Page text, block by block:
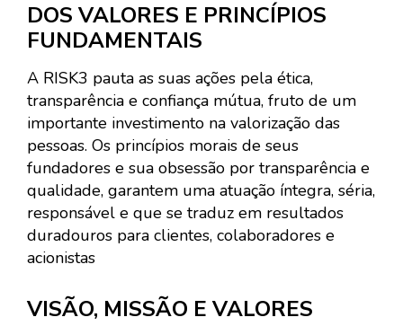
DOS VALORES E PRINCÍPIOS
FUNDAMENTAIS
A RISK3 pauta as suas ações pela ética,
transparência e confiança mútua, fruto de um
importante investimento na valorização das
pessoas. Os princípios morais de seus
fundadores e sua obsessão por transparência e
qualidade, garantem uma atuação íntegra, séria,
responsável e que se traduz em resultados
duradouros para clientes, colaboradores e
acionistas
VISÃO, MISSÃO E VALORES